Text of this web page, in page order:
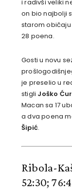
i radivši veliki
on bio najbolji
starom
28 poena.
Gosti u novu
je preselio u
stigli Joško
Macan sa 17
a dva poena
Šipić.
Ribola-
52:30;